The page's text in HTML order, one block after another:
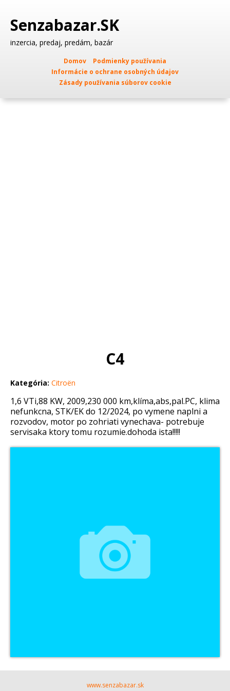
Senzabazar.SK
inzercia, predaj, predám, bazár
Domov
Podmienky používania
Informácie o ochrane osobných údajov
Zásady používania súborov cookie
C4
Kategória: Citroën
1,6 VTi,88 KW, 2009,230 000 km,klíma,abs,pal.PC, klima
nefunkcna, STK/EK do 12/2024, po vymene naplni a
rozvodov, motor po zohriati vynechava- potrebuje
servisaka ktory tomu rozumie.dohoda ista!!!!!
www.senzabazar.sk